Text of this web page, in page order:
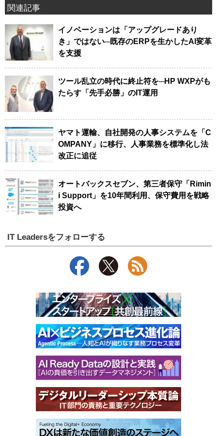
関連記事
イノベーションは「アップグレードあり
き」ではない─既存のERPを生かしたAI変革
を支援
ツール乱立の時代に終止符を─HP WXPがも
たらす「先手必勝」のIT運用
ヤマト運輸、自社開発の人事システムを「C
OMPANY」に移行、人事業務を標準化し法
改正に追従
オートバックスセブン、第三者保守「Rimin
i Support」を10年間利用、保守費用を戦略
投資へ
IT Leadersをフォローする